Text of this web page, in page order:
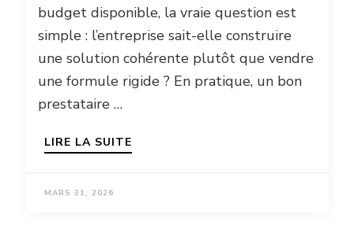
budget disponible, la vraie question est
simple : l’entreprise sait-elle construire
une solution cohérente plutôt que vendre
une formule rigide ? En pratique, un bon
prestataire …
LIRE LA SUITE
MARS 31, 2026